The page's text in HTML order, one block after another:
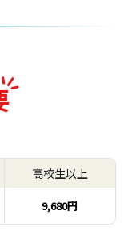
高校生以上
9,680円